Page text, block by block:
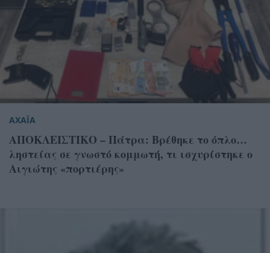
ΑΧΑΪΑ
ΑΠΟΚΛΕΙΣΤΙΚΟ – Πάτρα: Βρέθηκε το όπλο…
ληστείας σε γνωστό κομμωτή, τι ισχυρίστηκε ο
Αιγιώτης «πορτιέρης»